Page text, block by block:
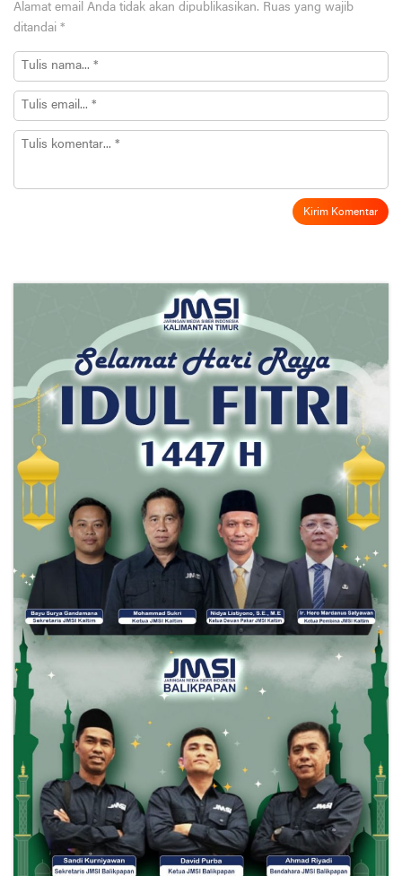
Alamat email Anda tidak akan dipublikasikan. Ruas yang wajib
ditandai *